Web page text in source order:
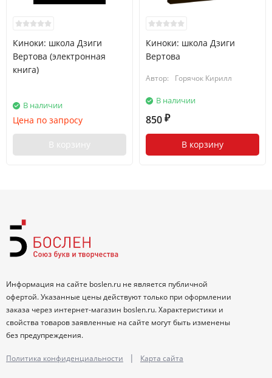
Киноки: школа Дзиги
Вертова (электронная
книга)
В наличии
Цена по запросу
В корзину
Киноки: школа Дзиги
Вертова
Автор: Горячок Кирилл
В наличии
850 ₽
В корзину
Информация на сайте boslen.ru не является публичной
офертой. Указанные цены действуют только при оформлении
заказа через интернет-магазин boslen.ru. Характеристики и
свойства товаров заявленные на сайте могут быть изменены
без предупреждения.
Политика конфиденциальности | Карта сайта